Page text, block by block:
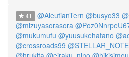
41 @AleutianTern @busyo33
@mizuyasorasora
@mukumufu @yuusukehatano
@crossroads99 @STELLAR_NOTE